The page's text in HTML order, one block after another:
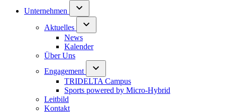
Unternehmen
Aktuelles
News
Kalender
Über Uns
Engagement
TRIDELTA Campus
Sports powered by Micro-Hybrid
Leitbild
Kontakt